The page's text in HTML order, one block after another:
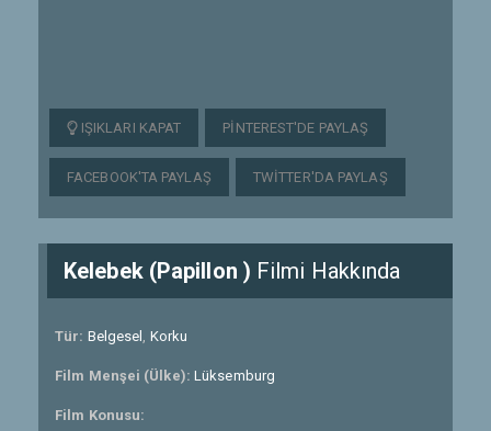
IŞIKLARI KAPAT PINTEREST'DE PAYLAŞ
FACEBOOK'TA PAYLAŞ TWITTER'DA PAYLAŞ
Kelebek (Papillon ) Filmi Hakkında
Tür: Belgesel , Korku
Film Menşei (Ülke): Lüksemburg
Film Konusu: